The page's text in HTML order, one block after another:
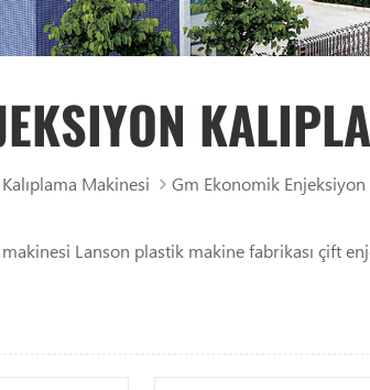
Makinesi Gm Ekonomik Enjeksiyon
Lanson plastik makine fabrikası çift